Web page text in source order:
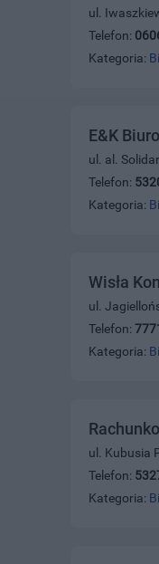
ul.
Telefon:
Kategoria:
E&K
ul. al.
Telefon:
Kategoria:
Wisła
ul.
Telefon:
Kategoria:
ul. Kubusia
Telefon:
Kategoria: